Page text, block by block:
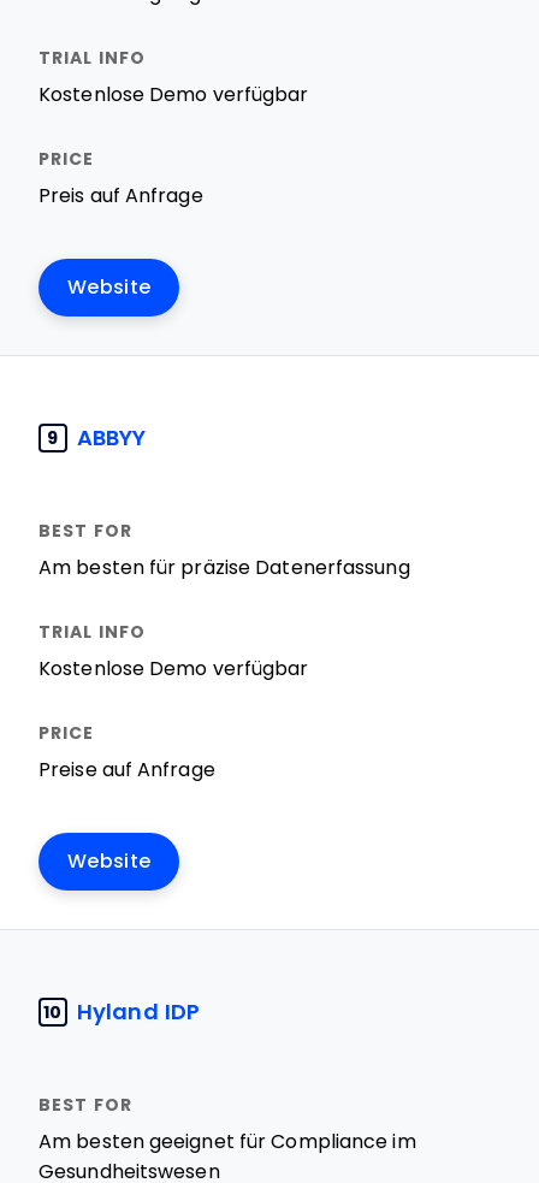
Kostenlose Demo verfügbar
Preis auf Anfrage
Website
9 ABBYY
Am besten für präzise Datenerfassung
Kostenlose Demo verfügbar
Preise auf Anfrage
Website
10 Hyland IDP
Am besten geeignet für Compliance im
Gesundheitswesen